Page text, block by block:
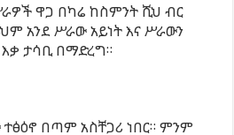
ዋጋ በካሬ ከስምንት ሺህ ብር
አንደ ሥራው አይነት እና ሥራውን
ታሳቢ በማድረግ።
ተፅዕኖ በጣም አስቸጋሪ ነበር። ምንም